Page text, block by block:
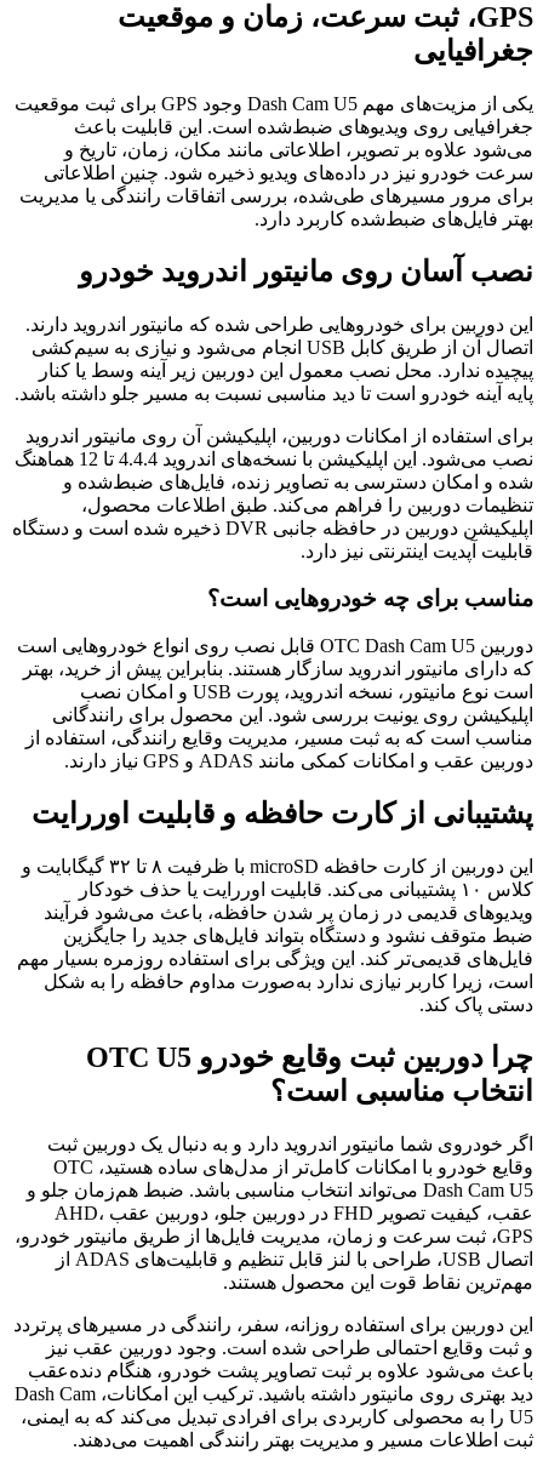
GPS، ثبت سرعت، زمان و موقعیت
جغرافیایی
یکی از مزیت‌های مهم Dash Cam U5 وجود GPS برای ثبت موقعیت
جغرافیایی روی ویدیوهای ضبط‌شده است. این قابلیت باعث
می‌شود علاوه بر تصویر، اطلاعاتی مانند مکان، زمان، تاریخ و
سرعت خودرو نیز در داده‌های ویدیو ذخیره شود. چنین اطلاعاتی
برای مرور مسیرهای طی‌شده، بررسی اتفاقات رانندگی یا مدیریت
بهتر فایل‌های ضبط‌شده کاربرد دارد.
نصب آسان روی مانیتور اندروید خودرو
این دوربین برای خودروهایی طراحی شده که مانیتور اندروید دارند.
اتصال آن از طریق کابل USB انجام می‌شود و نیازی به سیم‌کشی
پیچیده ندارد. محل نصب معمول این دوربین زیر آینه وسط یا کنار
پایه آینه خودرو است تا دید مناسبی نسبت به مسیر جلو داشته باشد.
برای استفاده از امکانات دوربین، اپلیکیشن آن روی مانیتور اندروید
نصب می‌شود. این اپلیکیشن با نسخه‌های اندروید 4.4.4 تا 12 هماهنگ
شده و امکان دسترسی به تصاویر زنده، فایل‌های ضبط‌شده و
تنظیمات دوربین را فراهم می‌کند. طبق اطلاعات محصول،
اپلیکیشن دوربین در حافظه جانبی DVR ذخیره شده است و دستگاه
قابلیت آپدیت اینترنتی نیز دارد.
مناسب برای چه خودروهایی است؟
دوربین OTC Dash Cam U5 قابل نصب روی انواع خودروهایی است
که دارای مانیتور اندروید سازگار هستند. بنابراین پیش از خرید، بهتر
است نوع مانیتور، نسخه اندروید، پورت USB و امکان نصب
اپلیکیشن روی یونیت بررسی شود. این محصول برای رانندگانی
مناسب است که به ثبت مسیر، مدیریت وقایع رانندگی، استفاده از
دوربین عقب و امکانات کمکی مانند ADAS و GPS نیاز دارند.
پشتیبانی از کارت حافظه و قابلیت اوررایت
این دوربین از کارت حافظه microSD با ظرفیت ۸ تا ۳۲ گیگابایت و
کلاس ۱۰ پشتیبانی می‌کند. قابلیت اوررایت یا حذف خودکار
ویدیوهای قدیمی در زمان پر شدن حافظه، باعث می‌شود فرآیند
ضبط متوقف نشود و دستگاه بتواند فایل‌های جدید را جایگزین
فایل‌های قدیمی‌تر کند. این ویژگی برای استفاده روزمره بسیار مهم
است، زیرا کاربر نیازی ندارد به‌صورت مداوم حافظه را به شکل
دستی پاک کند.
چرا دوربین ثبت وقایع خودرو OTC U5
انتخاب مناسبی است؟
اگر خودروی شما مانیتور اندروید دارد و به دنبال یک دوربین ثبت
وقایع خودرو با امکانات کامل‌تر از مدل‌های ساده هستید، OTC
Dash Cam U5 می‌تواند انتخاب مناسبی باشد. ضبط هم‌زمان جلو و
عقب، کیفیت تصویر FHD در دوربین جلو، دوربین عقب AHD،
GPS، ثبت سرعت و زمان، مدیریت فایل‌ها از طریق مانیتور خودرو،
اتصال USB، طراحی با لنز قابل تنظیم و قابلیت‌های ADAS از
مهم‌ترین نقاط قوت این محصول هستند.
این دوربین برای استفاده روزانه، سفر، رانندگی در مسیرهای پرتردد
و ثبت وقایع احتمالی طراحی شده است. وجود دوربین عقب نیز
باعث می‌شود علاوه بر ثبت تصاویر پشت خودرو، هنگام دنده‌عقب
دید بهتری روی مانیتور داشته باشید. ترکیب این امکانات، Dash Cam
U5 را به محصولی کاربردی برای افرادی تبدیل می‌کند که به ایمنی،
ثبت اطلاعات مسیر و مدیریت بهتر رانندگی اهمیت می‌دهند.